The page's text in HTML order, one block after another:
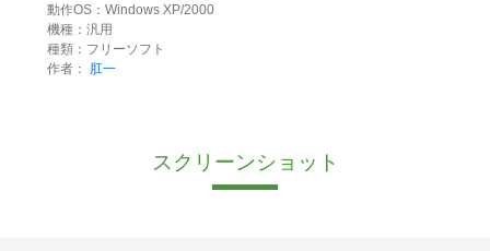
動作OS：Windows XP/2000
機種：汎用
種類：フリーソフト
作者：
肛一
スクリーンショット